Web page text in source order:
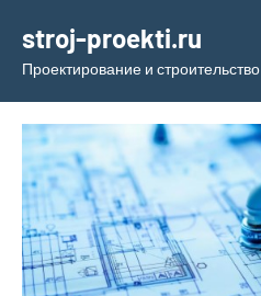
содержимому
stroj-proekti.ru
Проектирование и строительство